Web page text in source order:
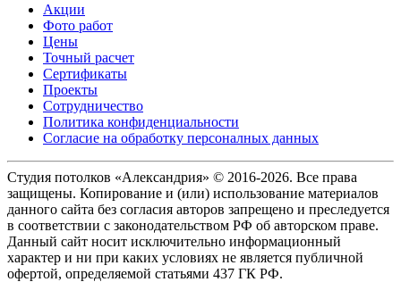
Акции
Фото работ
Цены
Точный расчет
Сертификаты
Проекты
Сотрудничество
Политика конфиденциальности
Согласие на обработку персоналных данных
Студия потолков «Александрия» © 2016-2026. Все права
защищены. Копирование и (или) использование материалов
данного сайта без согласия авторов запрещено и преследуется
в соответствии с законодательством РФ об авторском праве.
Данный сайт носит исключительно информационный
характер и ни при каких условиях не является публичной
офертой, определяемой статьями 437 ГК РФ.